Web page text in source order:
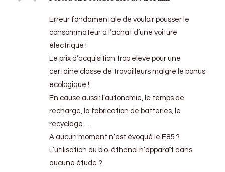
Erreur fondamentale de vouloir pousser le
consommateur à l’achat d’une voiture
électrique !
Le prix d’acquisition trop élevé pour une
certaine classe de travailleurs malgré le bonus
écologique !
En cause aussi: l’autonomie, le temps de
recharge, la fabrication de batteries, le
recyclage…
A aucun moment n’est évoqué le E85 ?
L’utilisation du bio-éthanol n’apparaît dans
aucune étude ?